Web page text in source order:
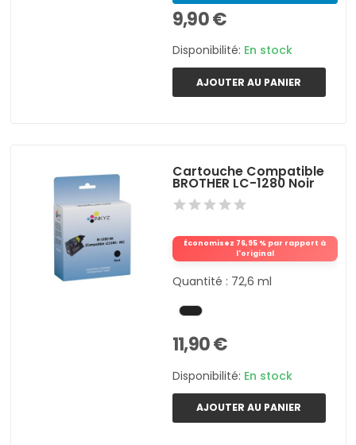
9,90 €
Disponibilité: En stock
AJOUTER AU PANIER
Cartouche Compatible
BROTHER LC-1280 Noir
Économisez 76,95 % par rapport à
l'original
Quantité : 72,6 ml
11,90 €
Disponibilité: En stock
AJOUTER AU PANIER